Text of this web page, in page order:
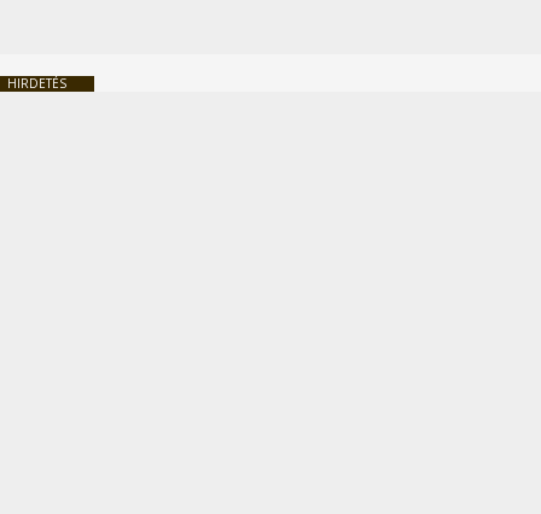
HIRDETÉS